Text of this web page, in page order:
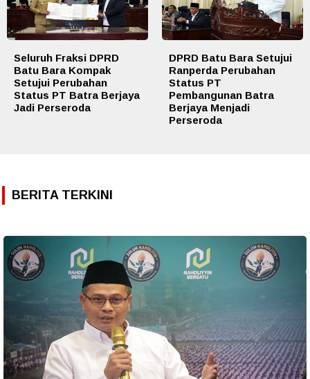
Seluruh Fraksi DPRD
Batu Bara Kompak
Setujui Perubahan
Status PT Batra Berjaya
Jadi Perseroda
DPRD Batu Bara Setujui
Ranperda Perubahan
Status PT
Pembangunan Batra
Berjaya Menjadi
Perseroda
BERITA TERKINI